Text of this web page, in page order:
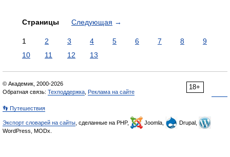
Страницы Следующая →
1 2 3 4 5 6 7 8
9
10
11 12 13
18+
© Академик, 2000-2026
Обратная связь: Техподдержка Реклама на сайте
👣 Путешествия
Экспорт словарей на сайты , сделанные на PHP, Joomla,
Drupal,
WordPress, MODx.